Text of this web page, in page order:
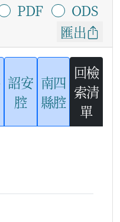
PDF
ODS
匯出
詔安
腔
南四
縣腔
回檢
索清
單